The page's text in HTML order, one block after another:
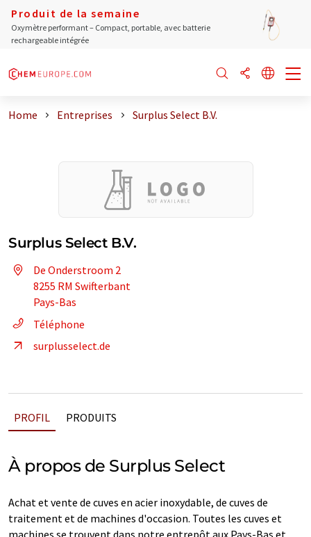
Produit de la semaine
Oxymètre performant – Compact, portable, avec batterie
rechargeable intégrée
Home Entreprises Surplus Select B.V.
Surplus Select B.V.
De Onderstroom 2
8255 RM Swifterbant
Pays-Bas
Téléphone
surplusselect.de
PROFIL PRODUITS
À propos de Surplus Select
Achat et vente de cuves en acier inoxydable, de cuves de
traitement et de machines d'occasion. Toutes les cuves et
machines se trouvent dans notre entrepôt aux Pays-Bas et